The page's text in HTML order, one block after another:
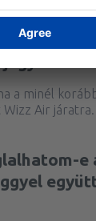
a minél
Wizz Air járatra.
e